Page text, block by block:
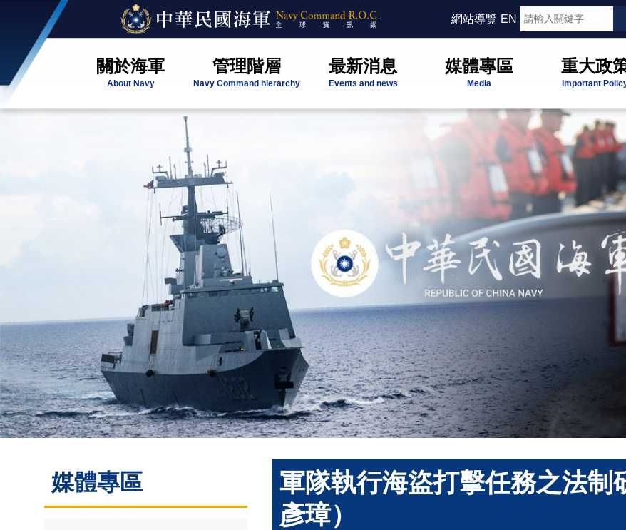
網站導覽 EN
關於海軍
About Navy
管理階層
Navy Command hierarchy
最新消息
Events and news
媒體專區
Media
重大政
Important
媒體專區
軍隊執行海盜打擊任務之法制
彥璋）